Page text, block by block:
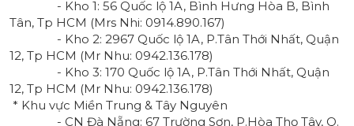
- Kho 1: 56 Quốc lộ 1A, Bình Hưng Hòa B, Bình
Tân, Tp HCM (Mrs Nhi: 0914.890.167)
- Kho 2: 2967 Quốc lộ 1A, P.Tân Thới Nhất, Quận
12, Tp HCM (Mr Nhu: 0942.136.178)
- Kho 3: 170 Quốc lộ 1A, P.Tân Thới Nhất, Quận
12, Tp HCM (Mr Nhu: 0942.136.178)
* Khu vực Miền Trung & Tây Nguyên
- CN Đà Nẵng: 67 Trường Sơn, P.Hòa Thọ Tây, Q.